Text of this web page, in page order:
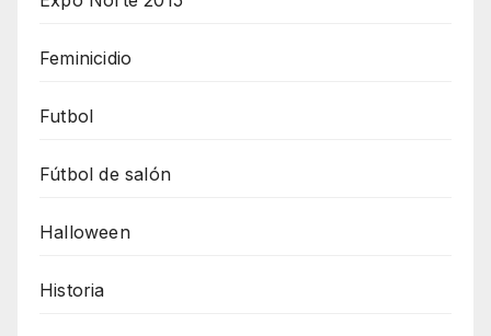
Feminicidio
Futbol
Fútbol de salón
Halloween
Historia